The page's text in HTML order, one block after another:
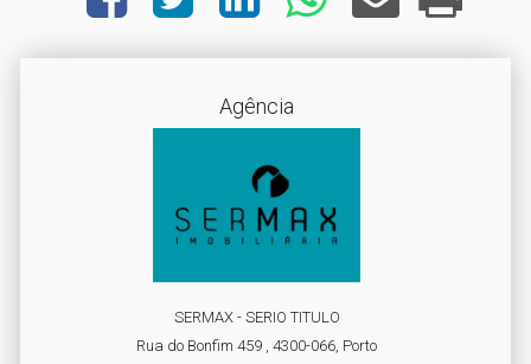
Agência
SERMAX - SERIO TITULO
Rua do Bonfim 459 , 4300-066, Porto